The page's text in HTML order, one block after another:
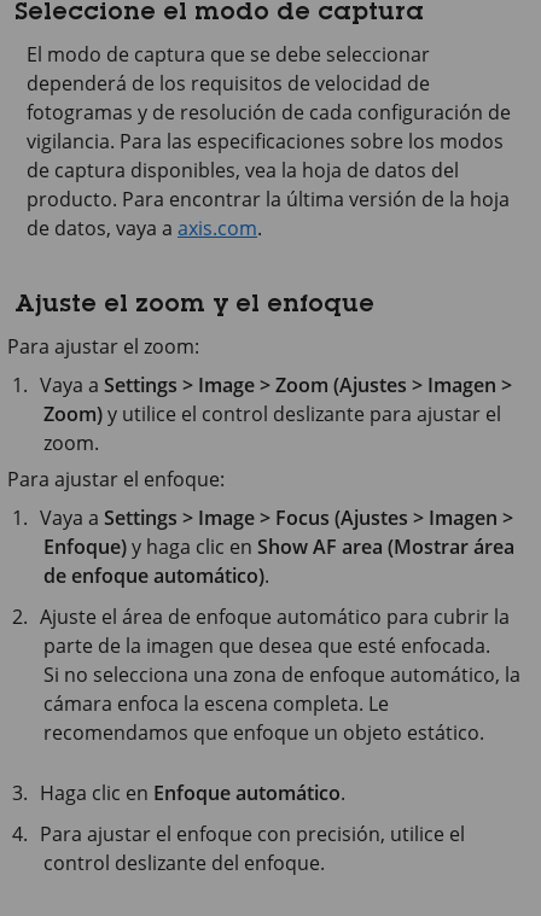
Seleccione el modo de captura
El modo de captura que se debe seleccionar
dependerá de los requisitos de velocidad de
fotogramas y de resolución de cada configuración de
vigilancia. Para las especificaciones sobre los modos
de captura disponibles, vea la hoja de datos del
producto. Para encontrar la última versión de la hoja
de datos, vaya a axis.com.
Ajuste el zoom y el enfoque
Para ajustar el zoom:
Vaya aSettings > Image > Zoom (Ajustes > Imagen >
Zoom)y utilice el control deslizante para ajustar el
zoom.
Para ajustar el enfoque:
Vaya aSettings > Image > Focus (Ajustes > Imagen >
Enfoque)y haga clic en Show AF area (Mostrar área
de enfoque automático).
Ajuste el área de enfoque automático para cubrir la
parte de la imagen que desea que esté enfocada.
Si no selecciona una zona de enfoque automático, la
cámara enfoca la escena completa. Le
recomendamos que enfoque un objeto estático.
Haga clic en Enfoque automático.
Para ajustar el enfoque con precisión, utilice el
control deslizante del enfoque.